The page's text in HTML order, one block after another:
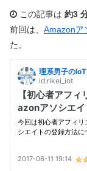
この記事は 約3
前回は、 Amazonア
た。